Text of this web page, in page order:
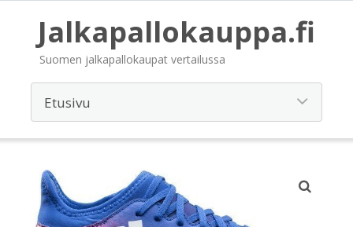
Jalkapallokauppa.fi
Suomen jalkapallokaupat vertailussa